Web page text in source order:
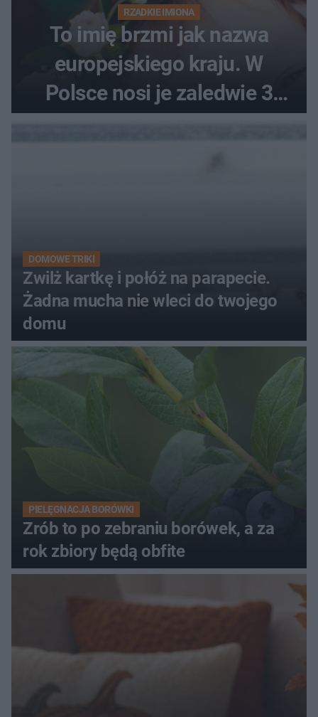
RZADKIE IMIONA
To imię brzmi jak nazwa
europejskiego kraju. W
Polsce nosi je zaledwie 3
DOMOWE TRIKI
Zwilż kartkę i połóż na parapecie.
Żadna mucha nie wleci do twojego
domu
PIELĘGNACJA BORÓWKI
Zrób to po zebraniu borówek, a za
rok zbiory będą obfite